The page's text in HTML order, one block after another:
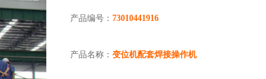
产品编号： 73010441916
产品名称： 变位机配套焊接操作机